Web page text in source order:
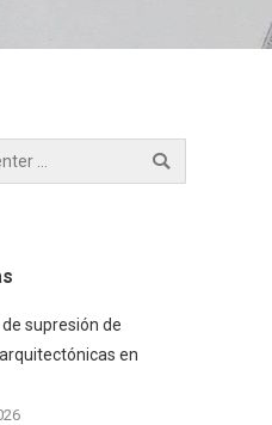
supresión de
en